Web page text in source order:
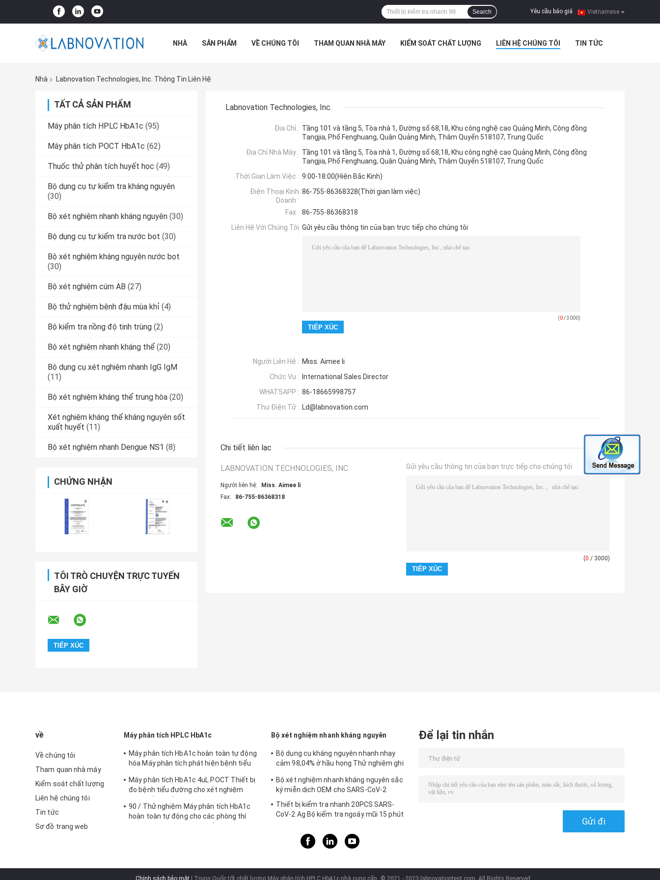
Vietnamese
Yêu cầu báo giá |
Search
NHÀ SẢN PHẨM VỀ CHÚNG TÔI THAM QUAN NHÀ MÁY KIỂM SOÁT CHẤT LƯỢNG LIÊN HỆ CHÚNG TÔI TIN TỨC
Nhà
Labnovation Technologies, Inc. Thông Tin Liên Hệ
TẤT CẢ SẢN PHẨM
Máy phân tích HPLC HbA1c (95)
Máy phân tích POCT HbA1c (62)
Thuốc thử phân tích huyết học (49)
Bộ dụng cụ tự kiểm tra kháng nguyên
(30)
Bộ xét nghiệm nhanh kháng nguyên (30)
Bộ dụng cụ tự kiểm tra nước bọt (30)
Bộ xét nghiệm kháng nguyên nước bọt
(30)
Bộ xét nghiệm cúm AB (27)
Bộ thử nghiệm bệnh đậu mùa khỉ (4)
Bộ kiểm tra nồng độ tinh trùng (2)
Bộ xét nghiệm nhanh kháng thể (20)
Bộ dụng cụ xét nghiệm nhanh IgG IgM
(11)
Bộ xét nghiệm kháng thể trung hòa (20)
Xét nghiệm kháng thể kháng nguyên sốt
xuất huyết (11)
Bộ xét nghiệm nhanh Dengue NS1 (8)
CHỨNG NHẬN
TÔI TRÒ CHUYỆN TRỰC TUYẾN
BÂY GIỜ
Labnovation Technologies, Inc.
Địa Chỉ : Tầng 101 và tầng 5, Tòa nhà 1, Đường số 68,18, Khu công nghệ cao Quảng Minh, Cộng đồng
Tangjia, Phố Fenghuang, Quận Quảng Minh, Thâm Quyến 518107, Trung Quốc
Địa Chỉ Nhà Máy : Tầng 101 và tầng 5, Tòa nhà 1, Đường số 68,18, Khu công nghệ cao Quảng Minh, Cộng đồng
Tangjia, Phố Fenghuang, Quận Quảng Minh, Thâm Quyến 518107, Trung Quốc
Thời Gian Làm Việc : 9:00-18:00(Hiện Bắc Kinh)
Điện Thoại Kinh
Doanh :
86-755-86368328(Thời gian làm việc)
Fax : 86-755-86368318
Liên Hệ Với Chúng Tôi
:
Gửi yêu cầu thông tin của bạn trực tiếp cho chúng tôi
(0/ 3000)
Người Liên Hệ : Miss. Aimee li
Chức Vụ :
International Sales Director
WHATSAPP : 86-18665998757
Thư Điện Tử : Ld@labnovation.com
Chi tiết liên lạc
LABNOVATION TECHNOLOGIES, INC.
Người liên hệ:
Miss. Aimee li
Fax:
86-755-86368318
Gửi yêu cầu thông tin của bạn trực tiếp cho chúng tôi
(0 / 3000)
về
Về chúng tôi
Tham quan nhà máy
Kiểm soát chất lượng
Liên hệ chúng tôi
Tin tức
Sơ đồ trang web
Máy phân tích HPLC HbA1c
Máy phân tích HbA1c hoàn toàn tự động
hóa Máy phân tích phát hiện bệnh tiểu
Máy phân tích HbA1c 4uL POCT Thiết bị
đo bệnh tiểu đường cho xét nghiệm
90 / Thử nghiệm Máy phân tích HbA1c
hoàn toàn tự động cho các phòng thí
Bộ xét nghiệm nhanh kháng nguyên
Bộ dụng cụ kháng nguyên nhanh nhạy
cảm 98,04% ở hầu họng Thử nghiệm ghi
Bộ xét nghiệm nhanh kháng nguyên sắc
ký miễn dịch OEM cho SARS-CoV-2
Thiết bị kiểm tra nhanh 20PCS SARS-
CoV-2 Ag Bộ kiểm tra ngoáy mũi 15 phút
Để lại tin nhắn